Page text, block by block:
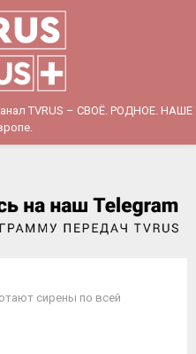
TVRUS – СВОЁ. РОДНОЕ. НАШЕ
сирены по всей